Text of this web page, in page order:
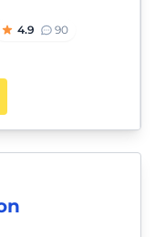
4.9 90